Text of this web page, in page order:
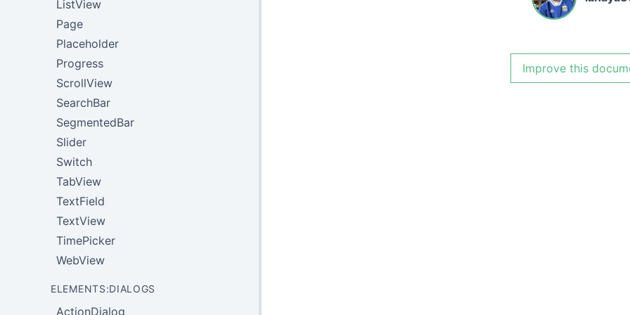
ListView
Page
Placeholder
Progress
ScrollView
SearchBar
SegmentedBar
Slider
Switch
TabView
TextField
TextView
TimePicker
WebView
ELEMENTS:DIALOGS
ActionDialog
Improve this